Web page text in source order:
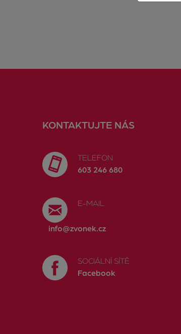
KONTAKTUJTE NÁS
TELEFON
603 246 680
E-MAIL
info@zvonek.cz
SOCIÁLNÍ SÍTĚ
Facebook